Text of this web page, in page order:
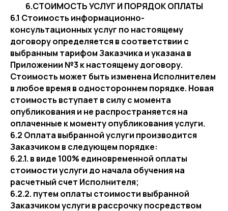
6.СТОИМОСТЬ УСЛУГ И ПОРЯДОК ОПЛАТЫ
6.1 Стоимость информационно-
консультационных услуг по настоящему
договору определяется в соответствии с
выбранным тарифом Заказчика и указана в
Приложении №3 к настоящему договору.
Стоимость может быть изменена Исполнителем
в любое время в одностороннем порядке. Новая
стоимость вступает в силу с момента
опубликования и не распространяется на
оплаченные к моменту опубликования услуги.
6.2 Оплата выбранной услуги производится
Заказчиком в следующем порядке:
6.2.1. в виде 100% единовременной оплаты
стоимости услуги до начала обучения на
расчетный счет Исполнителя;
6.2.2. путем оплаты стоимости выбранной
Заказчиком услуги в рассрочку посредством